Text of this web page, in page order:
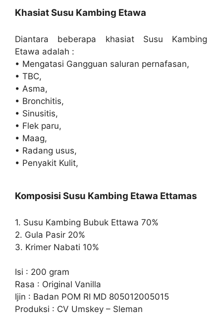
Khasiat Susu Kambing Etawa
Diantara beberapa khasiat Susu Kambing
Etawa adalah :
• Mengatasi Gangguan saluran pernafasan,
• TBC,
• Asma,
• Bronchitis,
• Sinusitis,
• Flek paru,
• Maag,
• Radang usus,
• Penyakit Kulit,
Komposisi Susu Kambing Etawa Ettamas
1. Susu Kambing Bubuk Ettawa 70%
2. Gula Pasir 20%
3. Krimer Nabati 10%
Isi : 200 gram
Rasa : Original Vanilla
Ijin : Badan POM RI MD 805012005015
Produksi : CV Umskey – Sleman